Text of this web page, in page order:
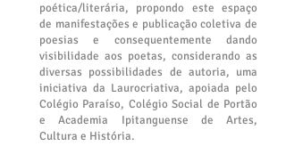
poética/literária, propondo este espaço
de manifestações e publicação coletiva de
poesias e consequentemente dando
visibilidade aos poetas, considerando as
diversas possibilidades de autoria, uma
iniciativa da Laurocriativa, apoiada pelo
Colégio Paraíso, Colégio Social de Portão
e Academia Ipitanguense de Artes,
Cultura e História.